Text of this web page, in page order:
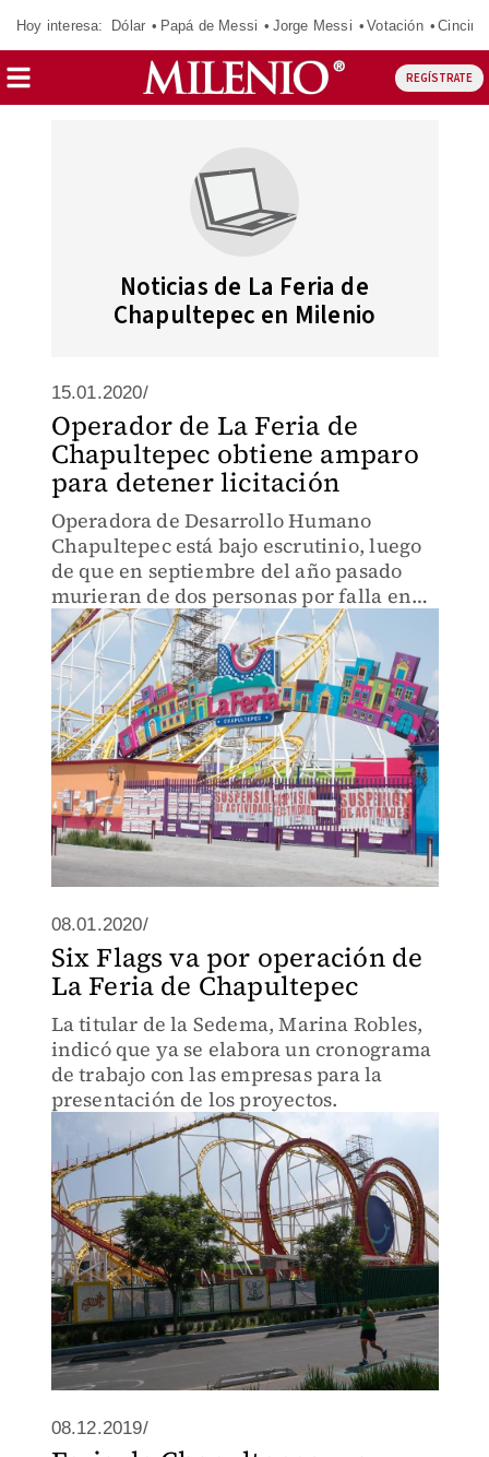
Hoy interesa: Dólar Papá de Messi Jorge Messi Votación
REGÍSTRATE
Noticias de La Feria de
Chapultepec en Milenio
15.01.2020/
Operador de La Feria de
Chapultepec obtiene amparo
para detener licitación
Operadora de Desarrollo Humano
Chapultepec está bajo escrutinio, luego
de que en septiembre del año pasado
murieran de dos personas por falla en
un juego.
08.01.2020/
Six Flags va por operación de
La Feria de Chapultepec
La titular de la Sedema, Marina Robles,
indicó que ya se elabora un cronograma
de trabajo con las empresas para la
presentación de los proyectos.
08.12.2019/